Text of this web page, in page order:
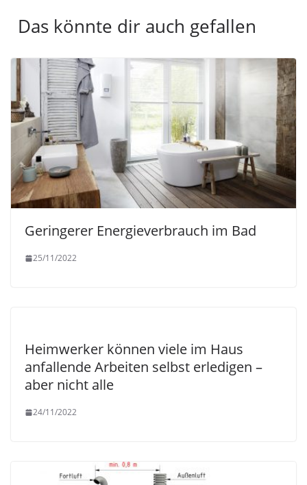
Das könnte dir auch gefallen
Geringerer Energieverbrauch im Bad
25/11/2022
Heimwerker können viele im Haus
anfallende Arbeiten selbst erledigen –
aber nicht alle
24/11/2022